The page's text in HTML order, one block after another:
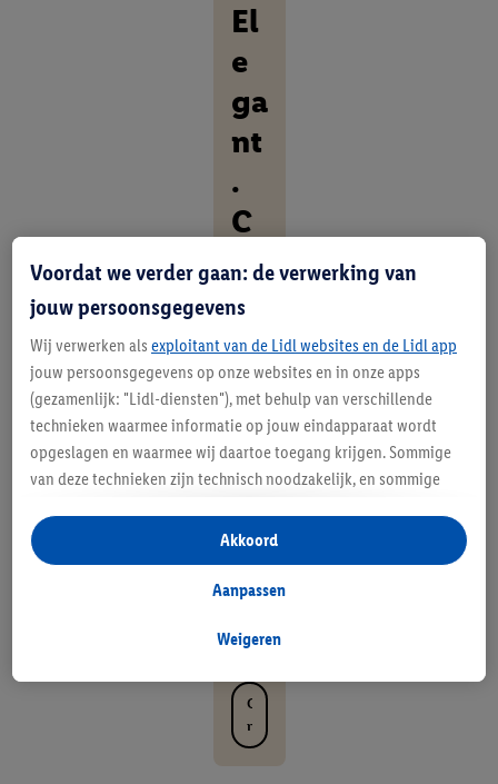
El
e
ga
nt
.
C
o
m
fo
rt
ab
el.
e
w
t.
O
n
t
Voordat we verder gaan: de verwerking van
jouw persoonsgegevens
Wij verwerken als exploitant van de Lidl websites en de Lidl app
jouw persoonsgegevens op onze websites en in onze apps
(gezamenlijk: "Lidl-diensten"), met behulp van verschillende
technieken waarmee informatie op jouw eindapparaat wordt
opgeslagen en waarmee wij daartoe toegang krijgen. Sommige
van deze technieken zijn technisch noodzakelijk, en sommige
opslaan van voorkeursinstellingen, het verzamelen en
analyseren van statistieken of voor het tonen van
gepersonaliseerde reclame binnen en buiten de Lidl-diensten.
gegevens over jouw aankoopgedrag in de winkel ook voor de
Als je hier toestemming geeft aan ons voor het personaliseren
van reclame en als je vervolgens een Lidl Plus-account
aanmaakt of inlogt op jouw bestaande Lidl Plus-account, dan
Weigeren
Aanpassen
Akkoord